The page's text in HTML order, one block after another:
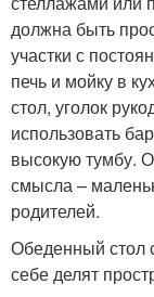
должна быть
участки с
печь и мойку в
стол, уголок
использовать
высокую тумбу.
смысла –
родителей.
Обеденный стол
себе делят